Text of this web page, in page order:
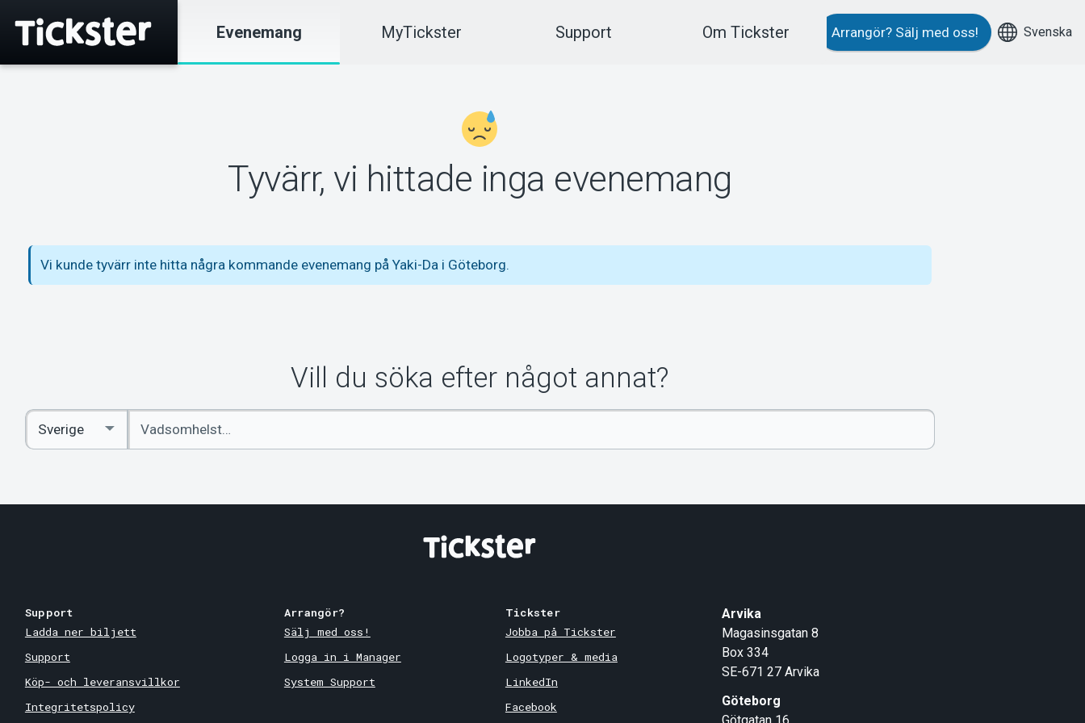
Evenemang MyTickster Support Om Tickster Arrangör? Sälj med oss! Svenska
Tyvärr, vi hittade inga evenemang
Vi kunde tyvärr inte hitta några kommande evenemang på Yaki-Da i Göteborg.
Vill du söka efter något annat?
Ange
sökord
Select
Country
Support
Ladda ner biljett
Support
Köp- och leveransvillkor
Integritetspolicy
Arrangör?
Sälj med oss!
Logga in i Manager
System Support
Tickster
Jobba på Tickster
Logotyper & media
LinkedIn
Facebook
Arvika
Magasinsgatan 8
Box 334
SE-671 27 Arvika
Göteborg